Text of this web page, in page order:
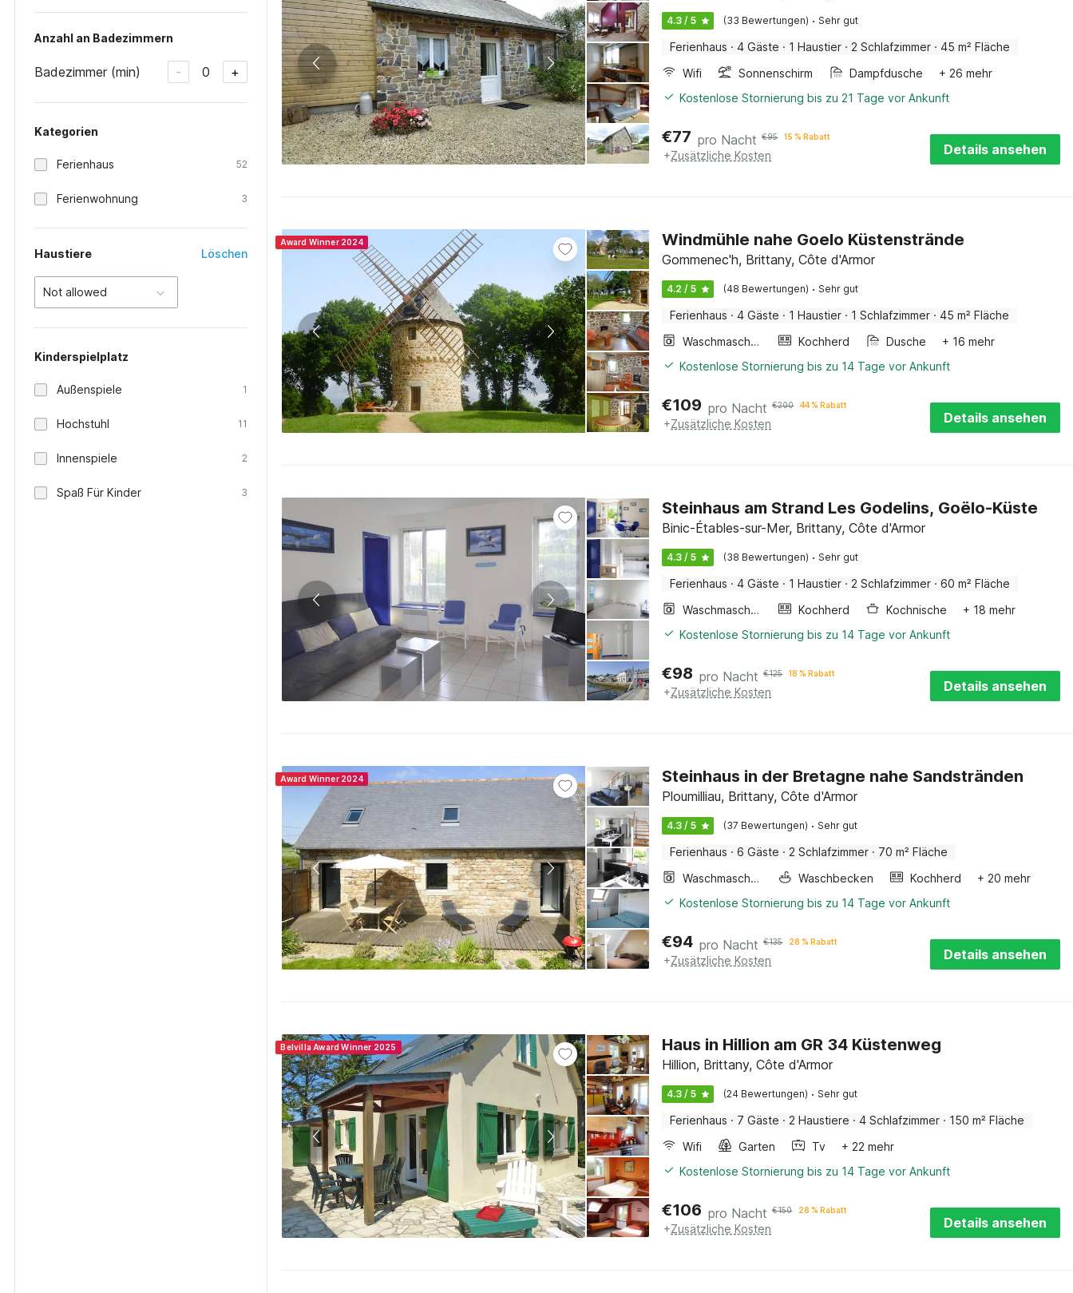
Anzahl an Badezimmern
Badezimmer (min) - 0 +
Kategorien
Ferienhaus 52
Ferienwohnung 3
Haustiere Löschen
Not allowed
Kinderspielplatz
Außenspiele 1
Hochstuhl 11
Innenspiele 2
Spaß Für Kinder 3
4.3 / 5 (33 Bewertungen) · Sehr gut
Ferienhaus · 4 Gäste · 1 Haustier · 2 Schlafzimmer · 45 m² Fläche
Wifi
Sonnenschirm Dampfdusche
+ 26 mehr
Kostenlose Stornierung bis zu 21 Tage vor Ankunft
€77 pro Nacht €95 15 % Rabatt
+Zusätzliche Kosten Details ansehen
Award Winner 2024 Windmühle nahe Goelo Küstenstrände
Gommenec'h, Brittany, Côte d'Armor
4.2 / 5 (48 Bewertungen) · Sehr gut
Ferienhaus · 4 Gäste · 1 Haustier · 1 Schlafzimmer · 45 m² Fläche
Waschmaschine
Kochherd Dusche
+ 16 mehr
Kostenlose Stornierung bis zu 14 Tage vor Ankunft
€109 pro Nacht €200 44 % Rabatt
+Zusätzliche Kosten Details ansehen
Steinhaus am Strand Les Godelins, Goëlo-Küste
Binic-Étables-sur-Mer, Brittany, Côte d'Armor
4.3 / 5 (38 Bewertungen) · Sehr gut
Ferienhaus · 4 Gäste · 1 Haustier · 2 Schlafzimmer · 60 m² Fläche
Waschmaschine
Kochherd Kochnische
+ 18 mehr
Kostenlose Stornierung bis zu 14 Tage vor Ankunft
€98 pro Nacht €125 18 % Rabatt
+Zusätzliche Kosten Details ansehen
Award Winner 2024 Steinhaus in der Bretagne nahe Sandstränden
Ploumilliau, Brittany, Côte d'Armor
4.3 / 5 (37 Bewertungen) · Sehr gut
Ferienhaus · 6 Gäste · 2 Schlafzimmer · 70 m² Fläche
Waschmaschine
Waschbecken Kochherd
+ 20 mehr
Kostenlose Stornierung bis zu 14 Tage vor Ankunft
€94 pro Nacht €135 28 % Rabatt
+Zusätzliche Kosten Details ansehen
Belvilla Award Winner 2025 Haus in Hillion am GR 34 Küstenweg
Hillion, Brittany, Côte d'Armor
4.3 / 5 (24 Bewertungen) · Sehr gut
Ferienhaus · 7 Gäste · 2 Haustiere · 4 Schlafzimmer · 150 m² Fläche
Wifi
Garten Tv
+ 22 mehr
Kostenlose Stornierung bis zu 14 Tage vor Ankunft
€106 pro Nacht €150 28 % Rabatt
+Zusätzliche Kosten Details ansehen